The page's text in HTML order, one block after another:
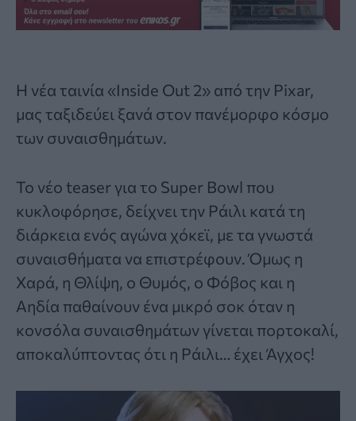
H νέα ταινία «Inside Out 2» από την Pixar,
μας ταξιδεύει ξανά στον πανέμορφο κόσμο
των συναισθημάτων.
Το νέο teaser για το Super Bowl που
κυκλοφόρησε, δείχνει την Ράιλι κατά τη
διάρκεια ενός αγώνα χόκεϊ, με τα γνωστά
συναισθήματα να επιστρέφουν. Όμως η
Χαρά, η Θλίψη, ο Θυμός, ο Φόβος και η
Αηδία παθαίνουν ένα μικρό σοκ όταν η
κονσόλα συναισθημάτων γίνεται πορτοκαλί,
αποκαλύπτοντας ότι η Ράιλι… έχει Άγχος!